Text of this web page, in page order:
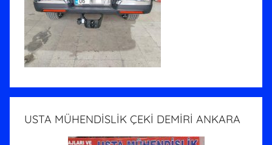
USTA MÜHENDİSLİK ÇEKİ DEMİRİ ANKARA